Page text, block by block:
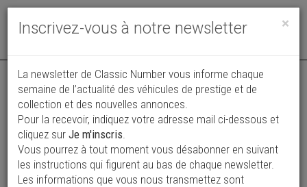
Toggle
Vos annonces vues par
plus de 4 millions de collectionneurs
×
Inscrivez-vous à notre newsletter
La newsletter de Classic Number vous informe chaque
semaine de l’actualité des véhicules de prestige et de
collection et des nouvelles annonces.
Pour la recevoir, indiquez votre adresse mail ci-dessous et
cliquez sur Je m'inscris.
Vous pourrez à tout moment vous désabonner en suivant
les instructions qui figurent au bas de chaque newsletter.
Les informations que vous nous transmettez sont